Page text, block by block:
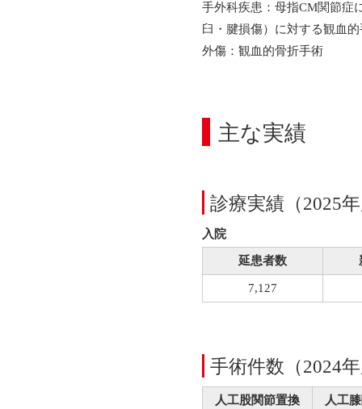
手外科疾患：母指CM関節症
臼・腱損傷）に対する観血
外傷：観血的骨折手術
主な実績
診療実績（2025
入院
延患者数
7,127
手術件数（2024
人工股関節置換 人工